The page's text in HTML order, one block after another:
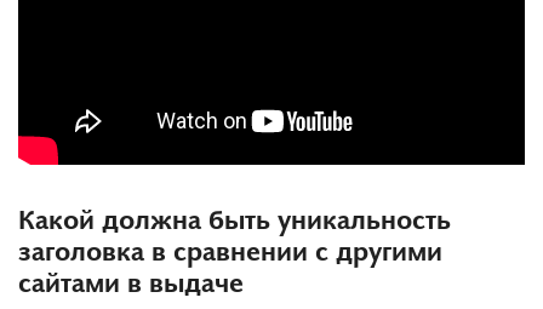
Какой должна быть уникальность
заголовка в сравнении с другими
сайтами в выдаче